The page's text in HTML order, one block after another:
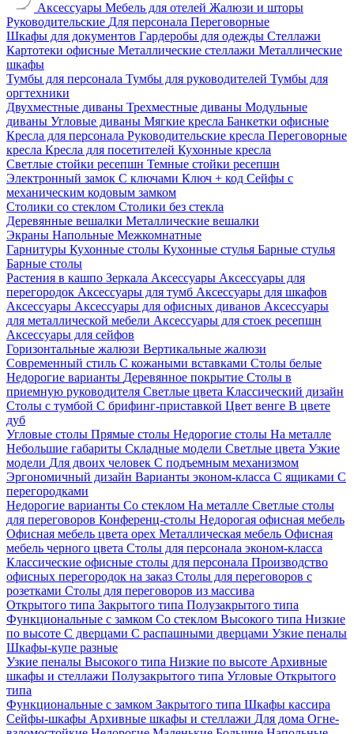
Аксессуары Мебель для отелей Жалюзи и шторы
Руководительские Для персонала Переговорные
Шкафы для документов Гардеробы для одежды Стеллажи
Картотеки офисные Металлические стеллажи Металлические
шкафы
Тумбы для персонала Тумбы для руководителей Тумбы для
оргтехники
Двухместные диваны Трехместные диваны Модульные
диваны Угловые диваны Мягкие кресла Банкетки офисные
Кресла для персонала Руководительские кресла Переговорные
кресла Кресла для посетителей Кухонные кресла
Светлые стойки ресепшн Темные стойки ресепшн
Электронный замок С ключами Ключ + код Сейфы с
механическим кодовым замком
Столики со стеклом Столики без стекла
Деревянные вешалки Металлические вешалки
Экраны Напольные Межкомнатные
Гарнитуры Кухонные столы Кухонные стулья Барные стулья
Барные столы
Растения в кашпо Зеркала Аксессуары Аксессуары для
перегородок Аксессуары для тумб Аксессуары для шкафов
Аксессуары Аксессуары для офисных диванов Аксессуары
для металлической мебели Аксессуары для стоек ресепшн
Аксессуары для сейфов
Горизонтальные жалюзи Вертикальные жалюзи
Современный стиль С кожаными вставками Столы белые
Недорогие варианты Деревянное покрытие Столы в
приемную руководителя Светлые цвета Классический дизайн
Столы с тумбой С брифинг-приставкой Цвет венге В цвете
дуб
Угловые столы Прямые столы Недорогие столы На металле
Небольшие габариты Складные модели Светлые цвета Узкие
модели Для двоих человек С подъемным механизмом
Эргономичный дизайн Варианты эконом-класса С ящиками С
перегородками
Недорогие варианты Со стеклом На металле Светлые столы
для переговоров Конференц-столы Недорогая офисная мебель
Офисная мебель цвета орех Металлическая мебель Офисная
мебель черного цвета Столы для персонала эконом-класса
Классические офисные столы для персонала Производство
офисных перегородок на заказ Столы для переговоров с
розетками Столы для переговоров из массива
Открытого типа Закрытого типа Полузакрытого типа
Функциональные с замком Со стеклом Высокого типа Низкие
по высоте С дверцами С распашными дверцами Узкие пеналы
Шкафы-купе разные
Узкие пеналы Высокого типа Низкие по высоте Архивные
шкафы и стеллажи Полузакрытого типа Угловые Открытого
типа
Функциональные с замком Закрытого типа Шкафы кассира
Сейфы-шкафы Архивные шкафы и стеллажи Для дома Огне-